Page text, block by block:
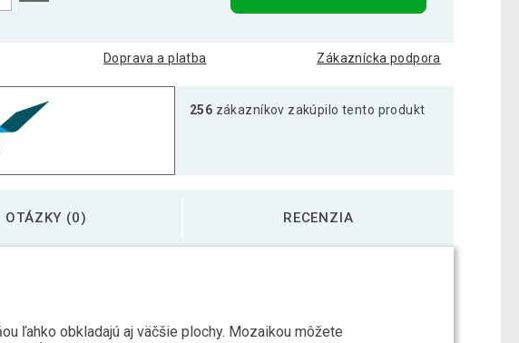
Doprava a platba Zákaznícka podpora
256 zákazníkov zakúpilo tento produkt
OTÁZKY (0) RECENZIA
ľahko obkladajú aj väčšie plochy. Mozaikou môžete